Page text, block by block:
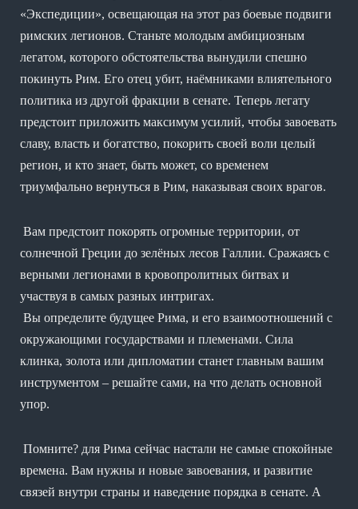
«Экспедиции», освещающая на этот раз боевые подвиги
римских легионов. Станьте молодым амбициозным
легатом, которого обстоятельства вынудили спешно
покинуть Рим. Его отец убит, наёмниками влиятельного
политика из другой фракции в сенате. Теперь легату
предстоит приложить максимум усилий, чтобы завоевать
славу, власть и богатство, покорить своей воли целый
регион, и кто знает, быть может, со временем
триумфально вернуться в Рим, наказывая своих врагов.
Вам предстоит покорять огромные территории, от
солнечной Греции до зелёных лесов Галлии. Сражаясь с
верными легионами в кровопролитных битвах и
участвуя в самых разных интригах.
Вы определите будущее Рима, и его взаимоотношений с
окружающими государствами и племенами. Сила
клинка, золота или дипломатии станет главным вашим
инструментом – решайте сами, на что делать основной
упор.
Помните? для Рима сейчас настали не самые спокойные
времена. Вам нужны и новые завоевания, и развитие
связей внутри страны и наведение порядка в сенате. А